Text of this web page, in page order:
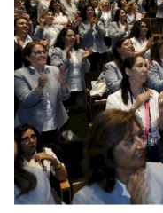
Padres y familia
Vecinos
Medios Biblioteca
Donaciones launch